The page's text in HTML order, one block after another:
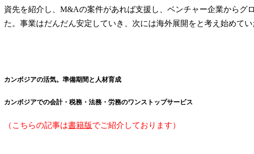
資先を紹介し、M&Aの案件があれば支援し、ベンチャー企業からグ
た。事業はだんだん安定していき、次には海外展開をと考え始めてい
カンボジアの活気。準備期間と人材育成
カンボジアでの会計・税務・法務・労務のワンストップサービス
（こちらの記事は書籍版でご紹介しております）